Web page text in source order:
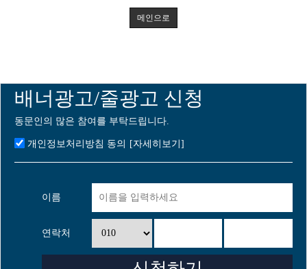
메인으로
배너광고/줄광고 신청
동문인의 많은 참여를 부탁드립니다.
개인정보처리방침 동의 [자세히보기]
이름
연락처